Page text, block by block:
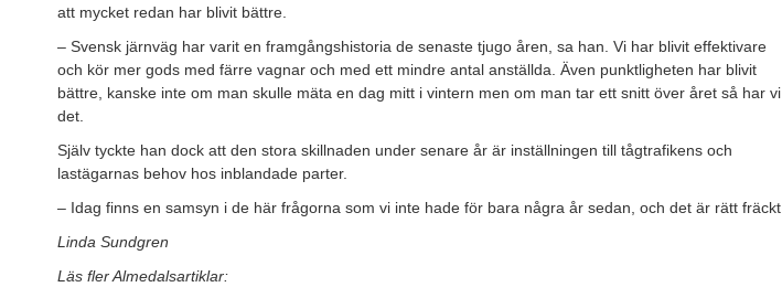
att mycket redan har blivit bättre.
– Svensk järnväg har varit en framgångshistoria de senaste tjugo åren, sa han. Vi har blivit effektivare
och kör mer gods med färre vagnar och med ett mindre antal anställda. Även punktligheten har blivit
bättre, kanske inte om man skulle mäta en dag mitt i vintern men om man tar ett snitt över året så har vi
det.
Själv tyckte han dock att den stora skillnaden under senare år är inställningen till tågtrafikens och
lastägarnas behov hos inblandade parter.
– Idag finns en samsyn i de här frågorna som vi inte hade för bara några år sedan, och det är rätt fräckt.
Linda Sundgren
Läs fler Almedalsartiklar: